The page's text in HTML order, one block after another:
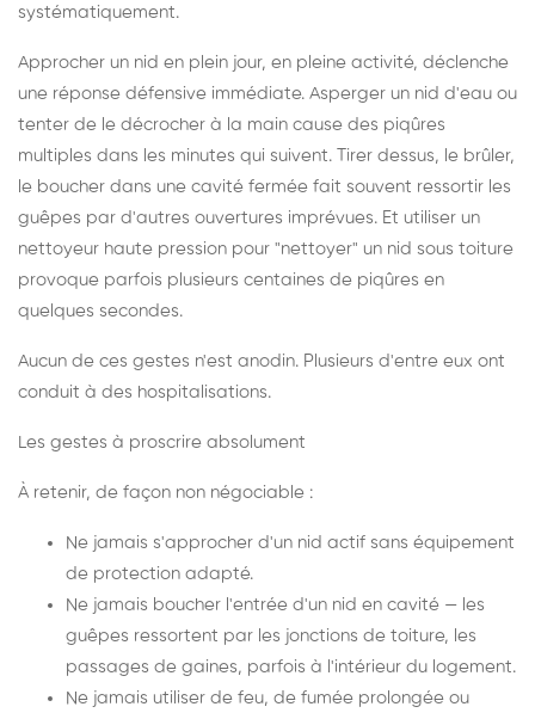
systématiquement.
Approcher un nid en plein jour, en pleine activité, déclenche
une réponse défensive immédiate. Asperger un nid d'eau ou
tenter de le décrocher à la main cause des piqûres
multiples dans les minutes qui suivent. Tirer dessus, le brûler,
le boucher dans une cavité fermée fait souvent ressortir les
guêpes par d'autres ouvertures imprévues. Et utiliser un
nettoyeur haute pression pour "nettoyer" un nid sous toiture
provoque parfois plusieurs centaines de piqûres en
quelques secondes.
Aucun de ces gestes n'est anodin. Plusieurs d'entre eux ont
conduit à des hospitalisations.
Les gestes à proscrire absolument
À retenir, de façon non négociable :
Ne jamais s'approcher d'un nid actif sans équipement
de protection adapté.
Ne jamais boucher l'entrée d'un nid en cavité — les
guêpes ressortent par les jonctions de toiture, les
passages de gaines, parfois à l'intérieur du logement.
Ne jamais utiliser de feu, de fumée prolongée ou